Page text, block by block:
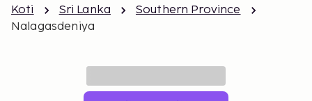
Koti Sri Lanka
Southern Province
Nalagasdeniya